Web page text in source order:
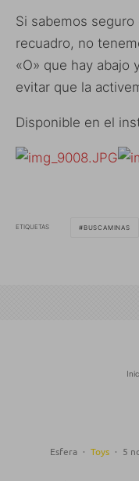
Si sabemos
recuadro, no
«O» que hay abajo
evitar que la
Disponible en el
ETIQUETAS BUSCAMINAS
Esfera · Toys · 5